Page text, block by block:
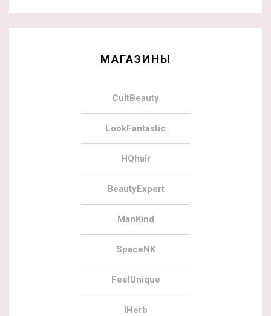
МАГАЗИНЫ
CultBeauty
LookFantastic
HQhair
BeautyExpert
ManKind
SpaceNK
FeelUnique
iHerb